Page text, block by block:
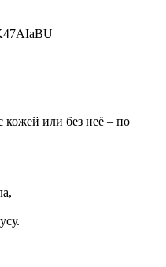
кожей или без неё – по